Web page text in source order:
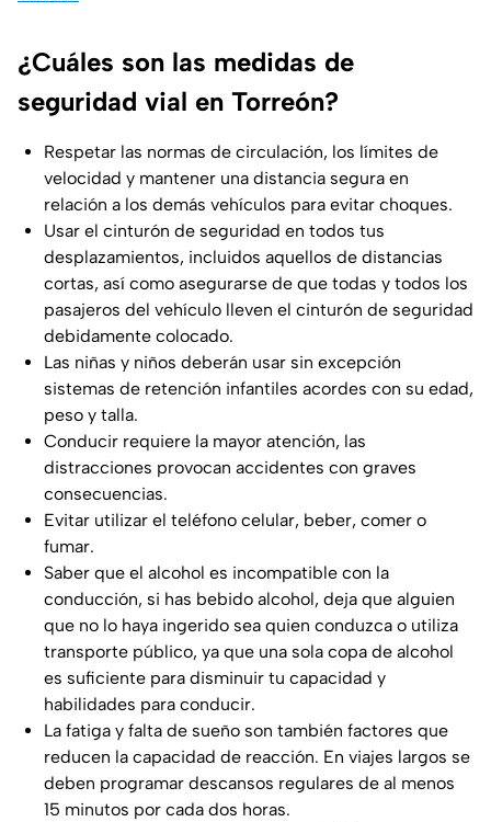
¿Cuáles son las medidas de
seguridad vial en Torreón?
Respetar las normas de circulación, los límites de
velocidad y mantener una distancia segura en
relación a los demás vehículos para evitar choques.
Usar el cinturón de seguridad en todos tus
desplazamientos, incluidos aquellos de distancias
cortas, así como asegurarse de que todas y todos los
pasajeros del vehículo lleven el cinturón de seguridad
debidamente colocado.
Las niñas y niños deberán usar sin excepción
sistemas de retención infantiles acordes con su edad,
peso y talla.
Conducir requiere la mayor atención, las
distracciones provocan accidentes con graves
consecuencias.
Evitar utilizar el teléfono celular, beber, comer o
fumar.
Saber que el alcohol es incompatible con la
conducción, si has bebido alcohol, deja que alguien
que no lo haya ingerido sea quien conduzca o utiliza
transporte público, ya que una sola copa de alcohol
es suficiente para disminuir tu capacidad y
habilidades para conducir.
La fatiga y falta de sueño son también factores que
reducen la capacidad de reacción. En viajes largos se
deben programar descansos regulares de al menos
15 minutos por cada dos horas.